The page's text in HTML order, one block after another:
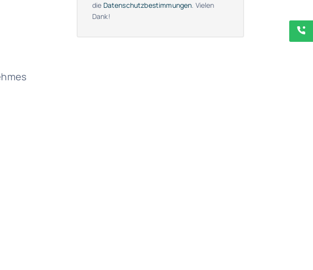
die Datenschutzbestimmungen. Vielen
Dank!